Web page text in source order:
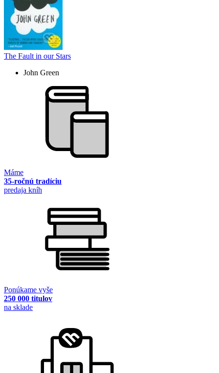
The Fault in our Stars
John Green
Máme
35-ročnú tradíciu
predaja kníh
Ponúkame vyše
250 000 titulov
na sklade